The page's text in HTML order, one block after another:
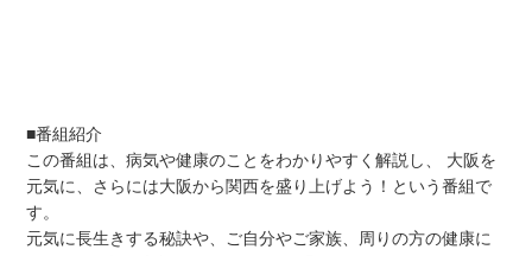
■番組紹介
この番組は、病気や健康のことをわかりやすく解説し、 大阪を
元気に、さらには大阪から関西を盛り上げよう！という番組で
す。
元気に長生きする秘訣や、ご自分やご家族、周りの方の健康に